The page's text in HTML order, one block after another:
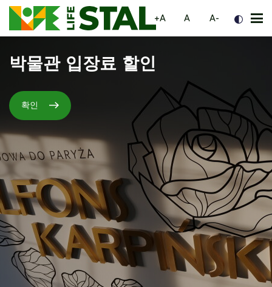
페이지 탐색으로 이동
내용으로 이동
하단으로 이동
+Awiększa czcionka
Anormalna czcionka
A- mniejsza
메
박물관 입장료 할인
확인